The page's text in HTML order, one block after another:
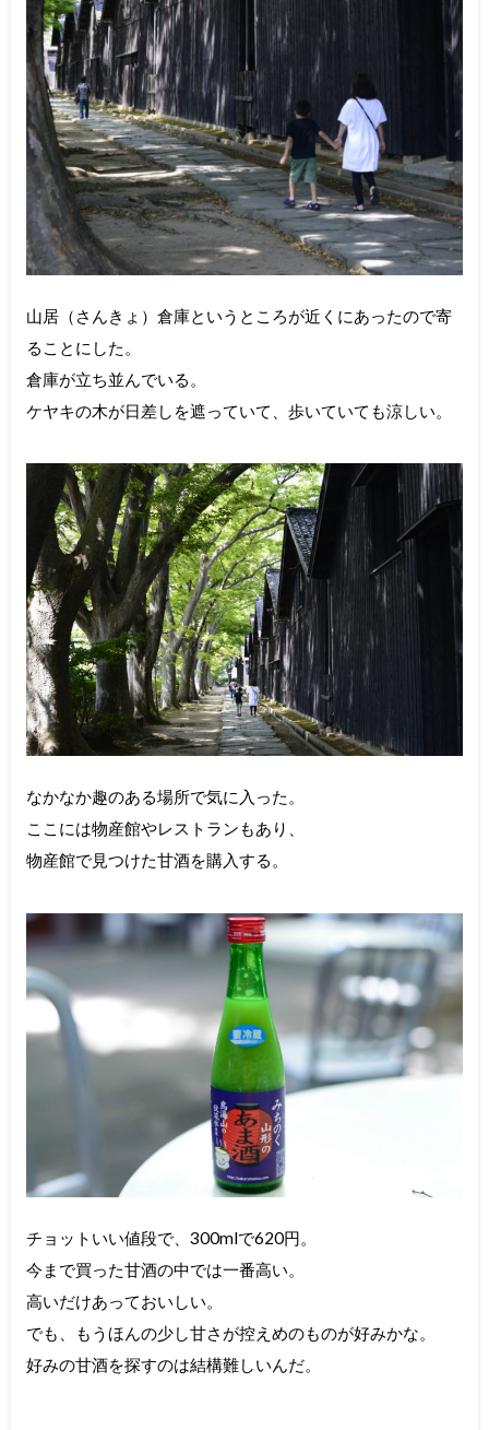
山居（さんきょ）倉庫というところが近くにあったので寄
ることにした。
倉庫が立ち並んでいる。
ケヤキの木が日差しを遮っていて、歩いていても涼しい。
なかなか趣のある場所で気に入った。
ここには物産館やレストランもあり、
物産館で見つけた甘酒を購入する。
チョットいい値段で、300mlで620円。
今まで買った甘酒の中では一番高い。
高いだけあっておいしい。
でも、もうほんの少し甘さが控えめのものが好みかな。
好みの甘酒を探すのは結構難しいんだ。